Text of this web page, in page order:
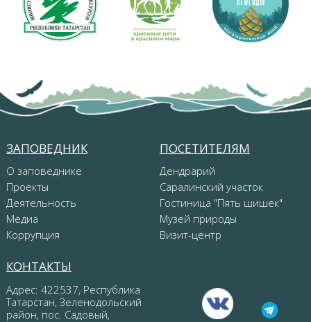
ЗАПОВЕДНИК
О заповеднике
Проекты
Деятельность
Медиа
Коррупция
ПОСЕТИТЕЛЯМ
Дендрарий
Саралинский участок
Гостиница "Пять шишек"
Музей природы
Визит-центр
КОНТАКТЫ
Адрес: 422537, Республика
Татарстан, Зеленодольский
район, пос. Садовый,